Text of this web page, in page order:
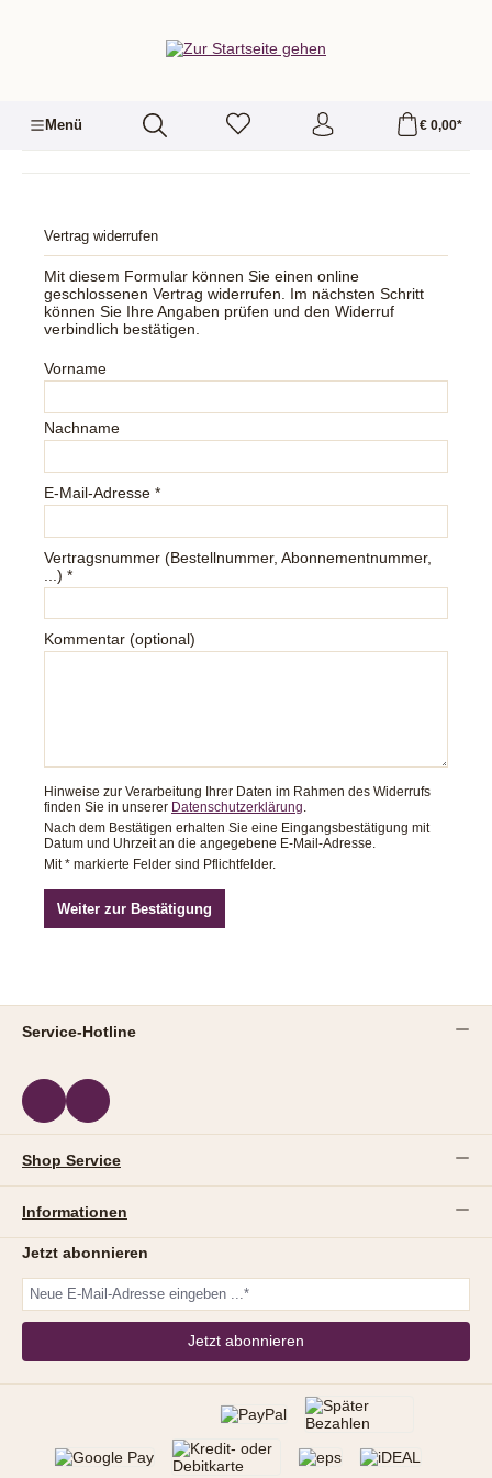
Menü € 0,00*
Vertrag widerrufen
Mit diesem Formular können Sie einen online
geschlossenen Vertrag widerrufen. Im nächsten Schritt
können Sie Ihre Angaben prüfen und den Widerruf
verbindlich bestätigen.
Vorname
Nachname
E-Mail-Adresse *
Vertragsnummer (Bestellnummer, Abonnementnummer,
...) *
Kommentar (optional)
Hinweise zur Verarbeitung Ihrer Daten im Rahmen des Widerrufs
finden Sie in unserer Datenschutzerklärung.
Nach dem Bestätigen erhalten Sie eine Eingangsbestätigung mit
Datum und Uhrzeit an die angegebene E-Mail-Adresse.
Mit * markierte Felder sind Pflichtfelder.
Weiter zur Bestätigung
Service-Hotline
Shop Service
Informationen
Jetzt abonnieren
Jetzt abonnieren